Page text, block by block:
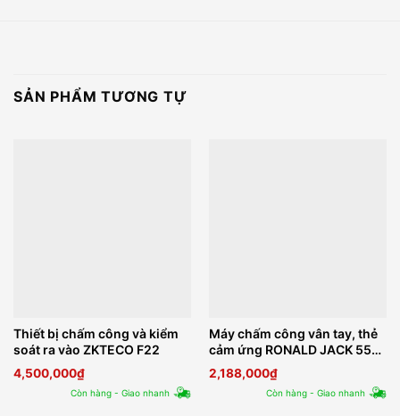
SẢN PHẨM TƯƠNG TỰ
Thiết bị chấm công và kiểm
soát ra vào ZKTECO F22
4,500,000₫
Còn hàng - Giao nhanh
Máy chấm công vân tay, thẻ
cảm ứng RONALD JACK 550
Plus
2,188,000₫
Còn hàng - Giao nhanh